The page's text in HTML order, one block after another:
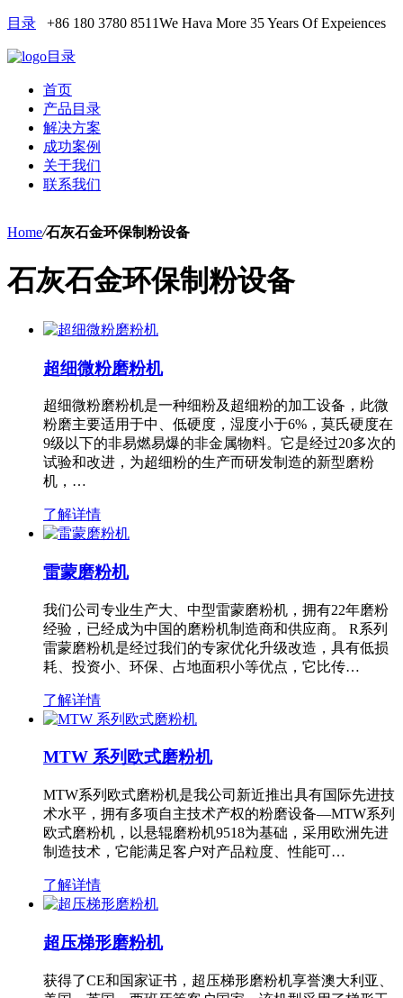
目录 +86 180 3780 8511We Hava More 35 Years Of Expeiences
目录
首页
产品目录
解决方案
成功案例
关于我们
联系我们
Home/石灰石金环保制粉设备
石灰石金环保制粉设备
超细微粉磨粉机
超细微粉磨粉机是一种细粉及超细粉的加工设备，此微
粉磨主要适用于中、低硬度，湿度小于6%，莫氏硬度在
9级以下的非易燃易爆的非金属物料。它是经过20多次的
试验和改进，为超细粉的生产而研发制造的新型磨粉
机，…
了解详情
雷蒙磨粉机
我们公司专业生产大、中型雷蒙磨粉机，拥有22年磨粉
经验，已经成为中国的磨粉机制造商和供应商。 R系列
雷蒙磨粉机是经过我们的专家优化升级改造，具有低损
耗、投资小、环保、占地面积小等优点，它比传…
了解详情
MTW 系列欧式磨粉机
MTW系列欧式磨粉机是我公司新近推出具有国际先进技
术水平，拥有多项自主技术产权的粉磨设备—MTW系列
欧式磨粉机，以悬辊磨粉机9518为基础，采用欧洲先进
制造技术，它能满足客户对产品粒度、性能可…
了解详情
超压梯形磨粉机
获得了CE和国家证书，超压梯形磨粉机享誉澳大利亚、